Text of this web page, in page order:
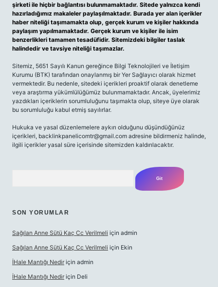
şirketi ile hiçbir bağlantısı bulunmamaktadır. Sitede yalnızca kendi
hazırladığımız makaleler paylaşılmaktadır. Burada yer alan içerikler
haber niteliği taşımamakta olup, gerçek kurum ve kişiler hakkında
paylaşım yapılmamaktadır. Gerçek kurum ve kişiler ile isim
benzerlikleri tamamen tesadüfidir. Sitemizdeki bilgiler taslak
halindedir ve tavsiye niteliği taşımazlar.
Sitemiz, 5651 Sayılı Kanun gereğince Bilgi Teknolojileri ve İletişim
Kurumu (BTK) tarafından onaylanmış bir Yer Sağlayıcı olarak hizmet
vermektedir. Bu nedenle, sitedeki içerikleri proaktif olarak denetleme
veya araştırma yükümlülüğümüz bulunmamaktadır. Ancak, üyelerimiz
yazdıkları içeriklerin sorumluluğunu taşımakta olup, siteye üye olarak
bu sorumluluğu kabul etmiş sayılırlar.
Hukuka ve yasal düzenlemelere aykırı olduğunu düşündüğünüz
içerikleri, backlinkpanelicomtr@gmail.com adresine bildirmeniz halinde,
ilgili içerikler yasal süre içerisinde sitemizden kaldırılacaktır.
SON YORUMLAR
Sağılan Anne Sütü Kaç Cc Verilmeli için admin
Sağılan Anne Sütü Kaç Cc Verilmeli için Ekin
İHale Mantığı Nedir için admin
İHale Mantığı Nedir için Deli